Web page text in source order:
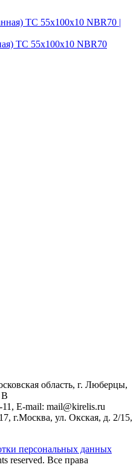
TC 55х100х10 NBR70
область, г. Люберцы,
В
Е-mail: mail@kirelis.ru
г.Москва, ул. Окская, д. 2/15,
персональных данных
reserved. Все права